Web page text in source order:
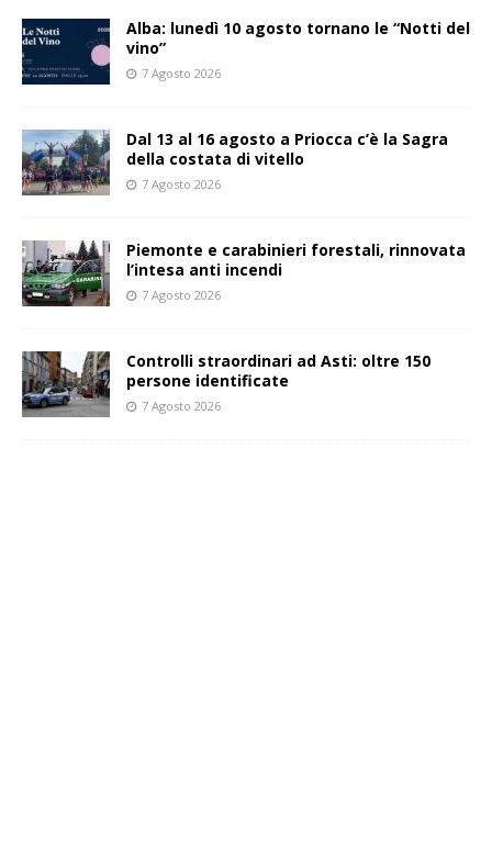
Alba: lunedì 10 agosto tornano le “Notti del
vino”
7 Agosto 2026
Dal 13 al 16 agosto a Priocca c’è la Sagra
della costata di vitello
7 Agosto 2026
Piemonte e carabinieri forestali, rinnovata
l’intesa anti incendi
7 Agosto 2026
Controlli straordinari ad Asti: oltre 150
persone identificate
7 Agosto 2026